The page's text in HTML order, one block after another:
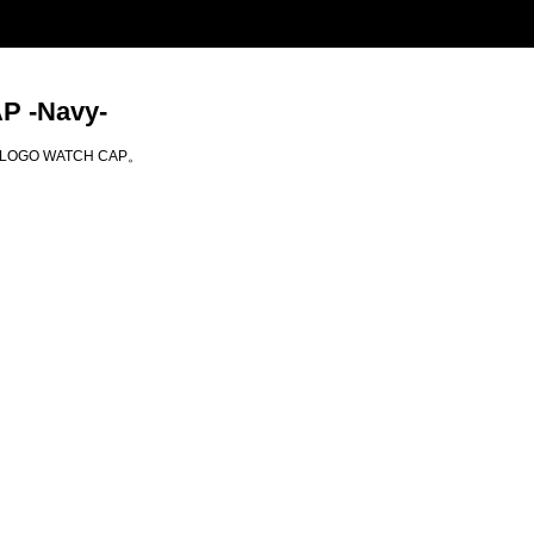
-Navy-
WATCH CAP。